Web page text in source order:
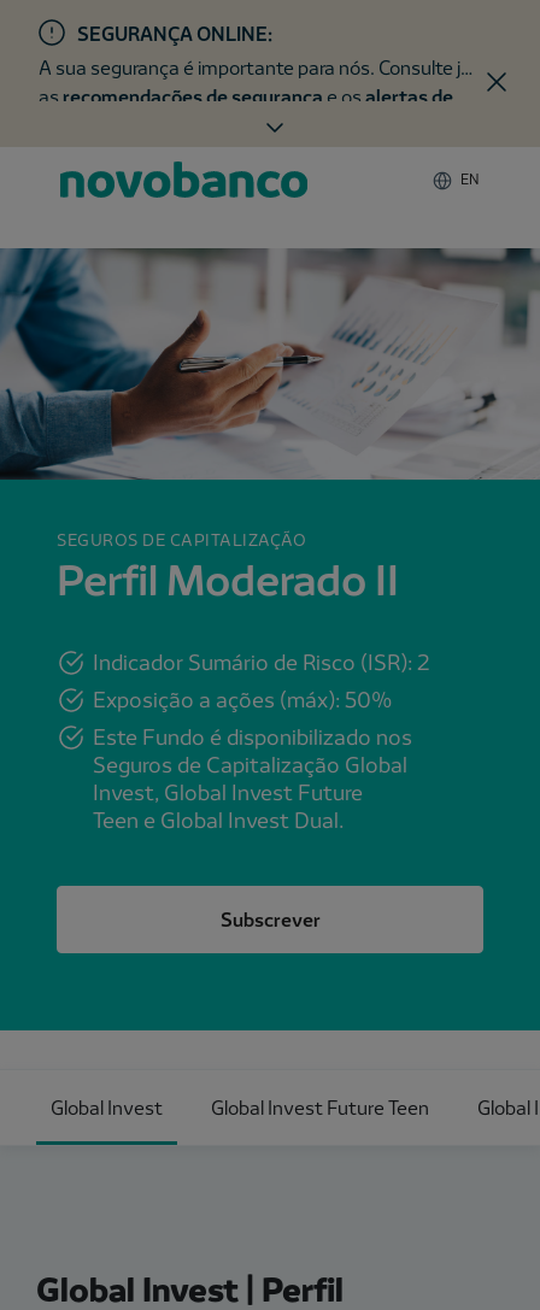
SEGURANÇA ONLINE:
A sua segurança é importante para nós. Consulte já
as recomendações de segurança e os alertas de
EN
SEGUROS DE CAPITALIZAÇÃO
Perfil Moderado II
Indicador Sumário de Risco (ISR): 2
Exposição a ações (máx): 50%
Este Fundo é disponibilizado nos
Seguros de Capitalização Global
Invest, Global Invest Future
Teen e Global Invest Dual.
Subscrever
Global Invest Global Invest Future Teen Global
Global Invest | Perfil